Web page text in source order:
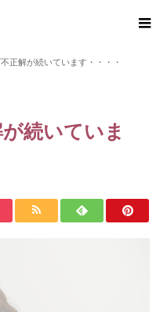
正解が続いています・・・・
続いていま